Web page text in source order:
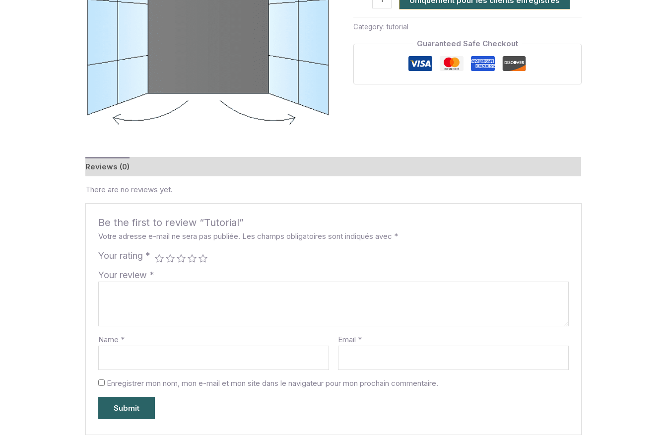
Category:tutorial
Guaranteed Safe Checkout
Reviews (0)
There are no reviews yet.
Be the first to review “Tutorial”
Votre adresse e-mail ne sera pas publiée. Les champs obligatoires sont indiqués avec *
Your rating *
Your review *
Name * Email *
Enregistrer mon nom, mon e-mail et mon site dans le navigateur pour mon prochain commentaire.